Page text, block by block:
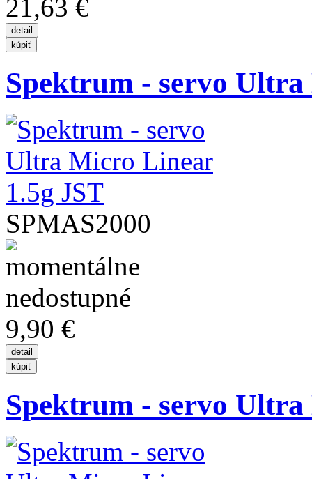
21,63 €
Spektrum - servo
SPMAS2000
9,90 €
Spektrum - servo